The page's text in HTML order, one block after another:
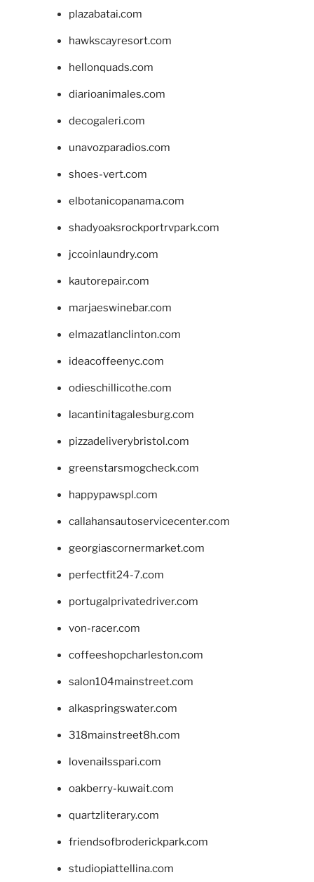
plazabatai.com
hawkscayresort.com
hellonquads.com
diarioanimales.com
decogaleri.com
unavozparadios.com
shoes-vert.com
elbotanicopanama.com
shadyoaksrockportrvpark.com
jccoinlaundry.com
kautorepair.com
marjaeswinebar.com
elmazatlanclinton.com
ideacoffeenyc.com
odieschillicothe.com
lacantinitagalesburg.com
pizzadeliverybristol.com
greenstarsmogcheck.com
happypawspl.com
callahansautoservicecenter.com
georgiascornermarket.com
perfectfit24-7.com
portugalprivatedriver.com
von-racer.com
coffeeshopcharleston.com
salon104mainstreet.com
alkaspringswater.com
318mainstreet8h.com
lovenailsspari.com
oakberry-kuwait.com
quartzliterary.com
friendsofbroderickpark.com
studiopiattellina.com